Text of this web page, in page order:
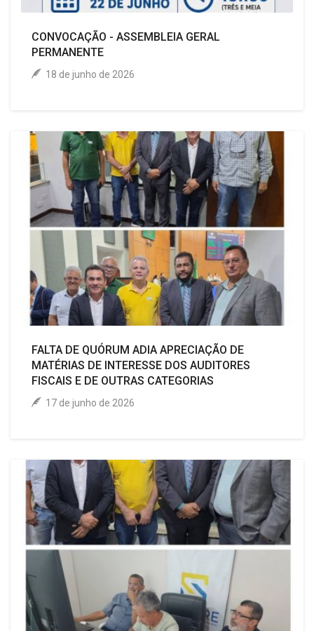
CONVOCAÇÃO - ASSEMBLEIA GERAL
PERMANENTE
18 de junho de 2026
FALTA DE QUÓRUM ADIA APRECIAÇÃO DE
MATÉRIAS DE INTERESSE DOS AUDITORES
FISCAIS E DE OUTRAS CATEGORIAS
17 de junho de 2026